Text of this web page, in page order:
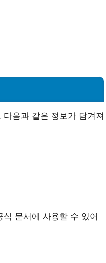
음과 같은 정보가 담겨져
문서에 사용할 수 있어